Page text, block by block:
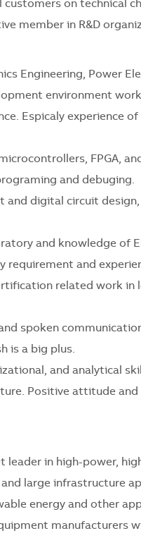
on technical
member in R&D
Engineering, Power
environment
Espicaly experience
FPGA,
and debuging.
and digital circuit
and knowledge of
requirement and
related work in
spoken
is a big plus.
and analytical
Positive attitude and
leader in high-power,
large infrastructure
energy and other
manufacturers